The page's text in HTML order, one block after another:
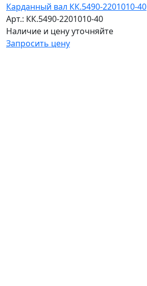
Карданный вал КК.5490-2201010-40
Арт.: КК.5490-2201010-40
Наличие и цену уточняйте
Запросить цену